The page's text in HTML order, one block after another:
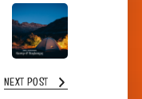
NEXT POST